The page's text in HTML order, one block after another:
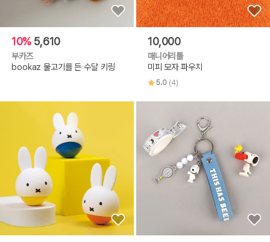
10% 5,610
부카즈
bookaz 물고기를 든 수달 키링
10,000
매니어리틀
미피 모자 파우치
5.0 (4)